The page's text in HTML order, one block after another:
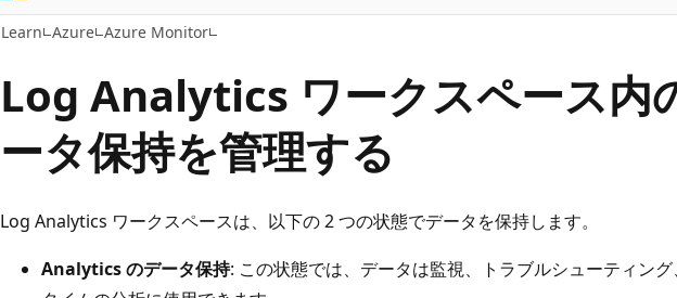
に
ス
ッ
Learn Azure Azure Monitor
Log Analytics ワークスペース内
ータ保持を管理する
Log Analytics ワークスペースは、以下の 2 つの状態でデータを保持します。
Analytics のデータ保持: この状態では、データは監視、トラブルシューティン